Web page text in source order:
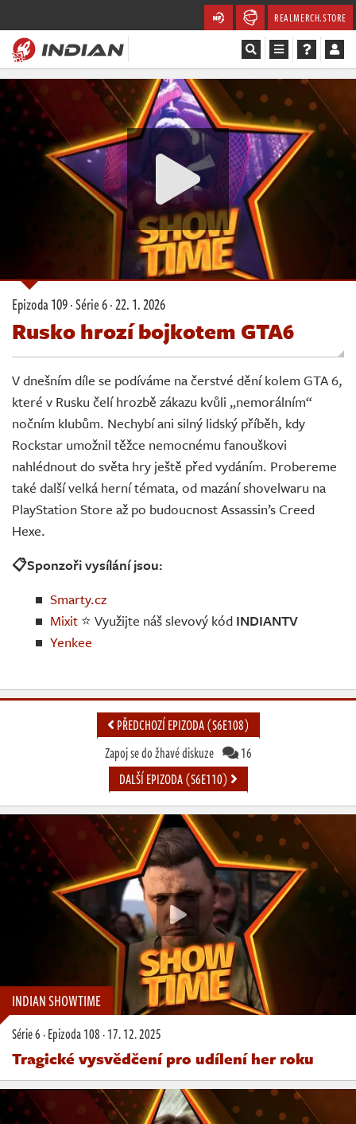
REALMERCH.STORE
Magazín
Recenze
Komunita
Redakce
Živě
Epizoda 109 · Série 6 ·22. 1. 2026
Rusko hrozí bojkotem GTA6
V dnešním díle se podíváme na čerstvé dění kolem GTA 6,
které v Rusku čelí hrozbě zákazu kvůli „nemorálním“
nočním klubům. Nechybí ani silný lidský příběh, kdy
Rockstar umožnil těžce nemocnému fanouškovi
nahlédnout do světa hry ještě před vydáním. Probereme
také další velká herní témata, od mazání shovelwaru na
PlayStation Store až po budoucnost Assassin’s Creed
Hexe.
📋Sponzoři vysílání jsou:
Smarty.cz
Mixit ⭐ Využijte náš slevový kód INDIANTV
Yenkee
PŘEDCHOZÍ EPIZODA (S6E108)
Zapoj se do žhavé diskuze
16
DALŠÍ EPIZODA (S6E110)
INDIAN SHOWTIME
Série 6·Epizoda 108·17. 12. 2025
Tragické vysvědčení pro udílení her roku